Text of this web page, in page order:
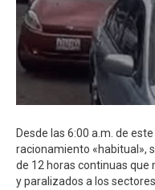
Desde las 6:00 a.m. de
racionamiento «habitual»,
de 12 horas continuas
y paralizados a los